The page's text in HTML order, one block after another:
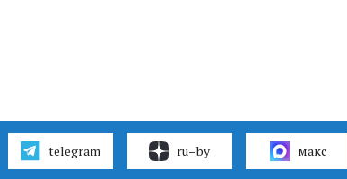
telegram ru–by макс